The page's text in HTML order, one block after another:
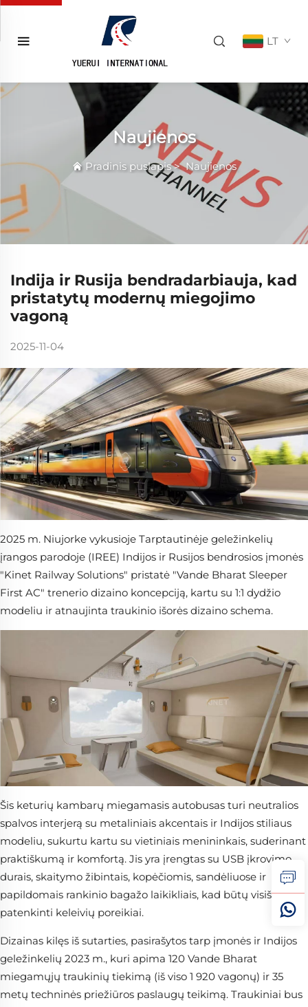
LT
Naujienos
Pradinis puslapis>Naujienos
Indija ir Rusija bendradarbiauja, kad
pristatytų modernų miegojimo
vagoną
2025-11-04
2025 m. Niujorke vykusioje Tarptautinėje geležinkelių
įrangos parodoje (IREE) Indijos ir Rusijos bendrosios įmonės
"Kinet Railway Solutions" pristatė "Vande Bharat Sleeper
First AC" trenerio dizaino koncepciją, kartu su 1:1 dydžio
modeliu ir atnaujinta traukinio išorės dizaino schema.
Šis keturių kambarų miegamasis autobusas turi neutralios
spalvos interjerą su metaliniais akcentais ir Indijos stiliaus
modeliu, sukurtu kartu su vietiniais menininkais, suderinant
praktiškumą ir komfortą. Jis yra įrengtas su USB įkrovimo
durais, skaitymo žibintais, kopėčiomis, sandėliuose ir
papildomais rankinio bagažo laikikliais, kad būtų visiškai
patenkinti keleivių poreikiai.
Dizainas kilęs iš sutarties, pasirašytos tarp įmonės ir Indijos
geležinkelių 2023 m., kuri apima 120 Vande Bharat
miegamųjų traukinių tiekimą (iš viso 1 920 vagonų) ir 35
metų techninės priežiūros paslaugų teikimą. Traukiniai bus